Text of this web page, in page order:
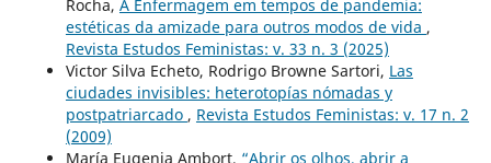
Rocha, A Enfermagem em tempos de pandemia:
estéticas da amizade para outros modos de vida ,
Revista Estudos Feministas: v. 33 n. 3 (2025)
Victor Silva Echeto, Rodrigo Browne Sartori, Las
ciudades invisibles: heterotopías nómadas y
postpatriarcado , Revista Estudos Feministas: v. 17 n. 2
(2009)
María Eugenia Ambort, “Abrir os olhos, abrir a